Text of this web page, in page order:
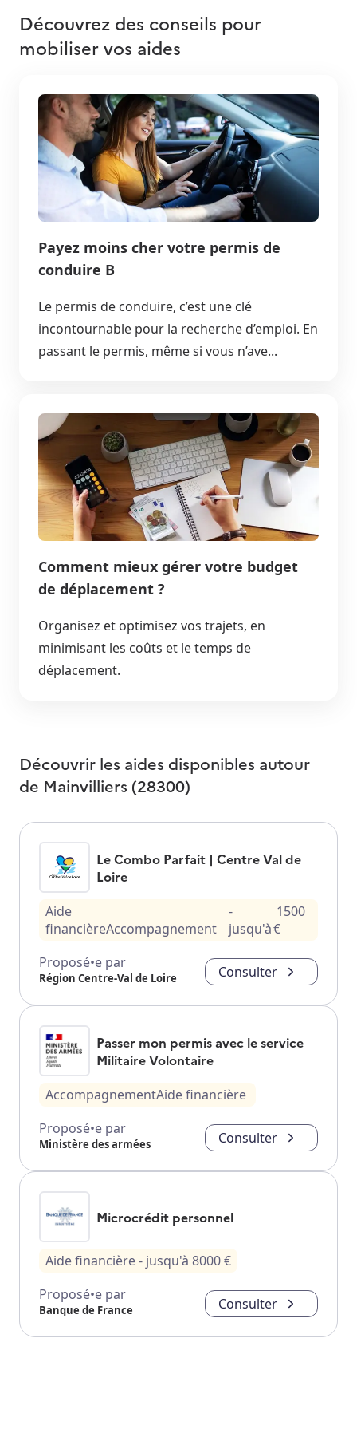
Découvrez des conseils pour
mobiliser vos aides
Payez moins cher votre permis de
conduire B
Le permis de conduire, c’est une clé
incontournable pour la recherche d’emploi. En
passant le permis, même si vous n’ave...
Comment mieux gérer votre budget
de déplacement ?
Organisez et optimisez vos trajets, en
minimisant les coûts et le temps de
déplacement.
Découvrir les aides disponibles autour
de Mainvilliers (28300)
Le Combo Parfait | Centre Val de
Loire
Aide
financièreAccompagnement
-
jusqu'à
1500
€
Proposé•e par
Région Centre-Val de Loire Consulter
Passer mon permis avec le service
Militaire Volontaire
AccompagnementAide financière
Proposé•e par
Ministère des armées Consulter
Microcrédit personnel
Aide financière- jusqu'à 8000€
Proposé•e par
Banque de France Consulter